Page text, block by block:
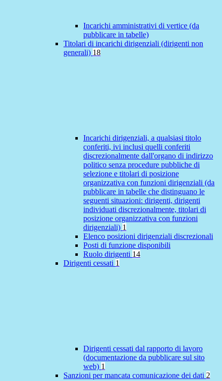
Incarichi amministrativi di vertice (da
pubblicare in tabelle)
Titolari di incarichi dirigenziali (dirigenti non
generali) 18
Incarichi dirigenziali, a qualsiasi titolo
conferiti, ivi inclusi quelli conferiti
discrezionalmente dall'organo di indirizzo
politico senza procedure pubbliche di
selezione e titolari di posizione
organizzativa con funzioni dirigenziali (da
pubblicare in tabelle che distinguano le
seguenti situazioni: dirigenti, dirigenti
individuati discrezionalmente, titolari di
posizione organizzativa con funzioni
dirigenziali) 1
Elenco posizioni dirigenziali discrezionali
Posti di funzione disponibili
Ruolo dirigenti 14
Dirigenti cessati 1
Dirigenti cessati dal rapporto di lavoro
(documentazione da pubblicare sul sito
web) 1
Sanzioni per mancata comunicazione dei dati 2